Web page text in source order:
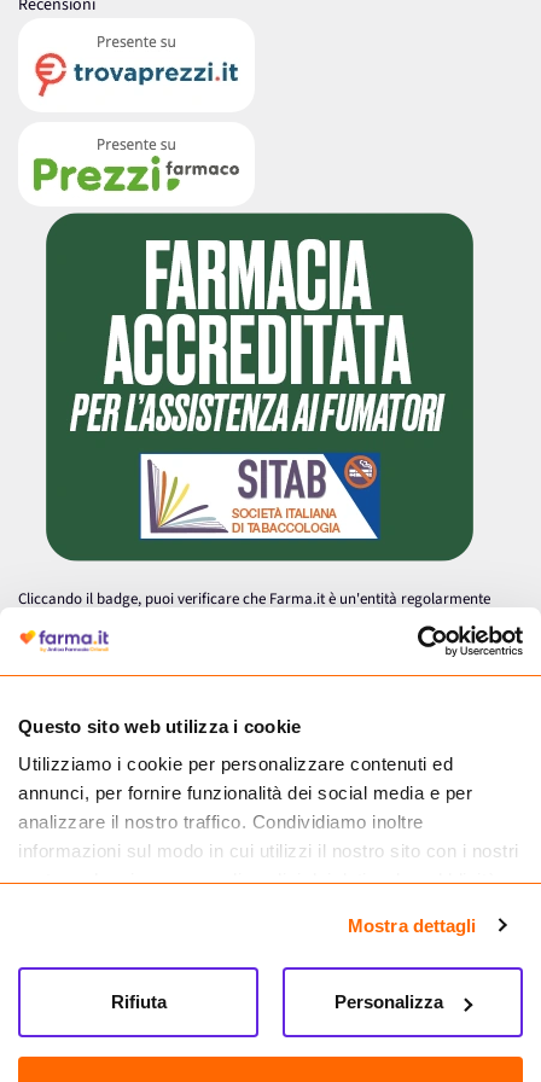
Questo sito web utilizza i cookie
Utilizziamo i cookie per personalizzare contenuti ed
annunci, per fornire funzionalità dei social media e per
analizzare il nostro traffico. Condividiamo inoltre
informazioni sul modo in cui utilizzi il nostro sito con i nostri
partner che si occupano di analisi dei dati web, pubblicità e
informazioni che hai fornito loro o che hanno raccolto dal
tuo utilizzo dei loro servizi.
Mostra dettagli
Personalizza
Rifiuta
Cliccando il badge, puoi verificare che Farma.it è un'entità regolarmente
autorizzata dal Ministero della Salute a effettuare la vendita online di
medicinali.
Farma.it S.a.s. P. IVA 07417261216 REA: NA-884088
CREDITS